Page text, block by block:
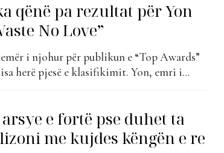
ai...
qënë pa rezultat për Yon
No Love”
i njohur për publikun e “Top Awards”
herë pjesë e klasifikimit. Yon, emri i
e fortë pse duhet ta
me kujdes këngën e re